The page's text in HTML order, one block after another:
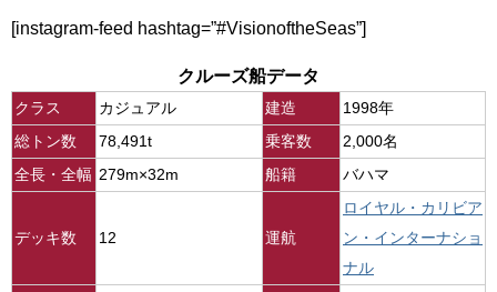
[instagram-feed hashtag=”#VisionoftheSeas”]
クルーズ船データ
クラス カジュアル 建造
1998年
総トン数
78,491t 乗客数
2,000名
全長・全幅 279m×32m 船籍 バハマ
デッキ数 12 運航
ロイヤル・カリビア
ン・インターナショ
ナル